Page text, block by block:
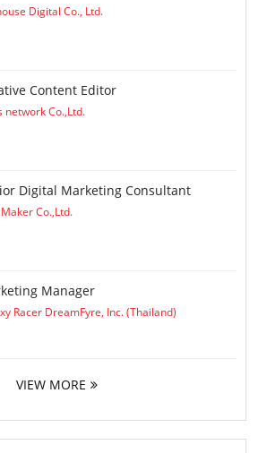
Digital Co., Ltd.
Content Editor
network Co.,Ltd.
Digital Marketing Consultant
Co.,Ltd.
Manager
Racer DreamFyre, Inc. (Thailand)
VIEW MORE